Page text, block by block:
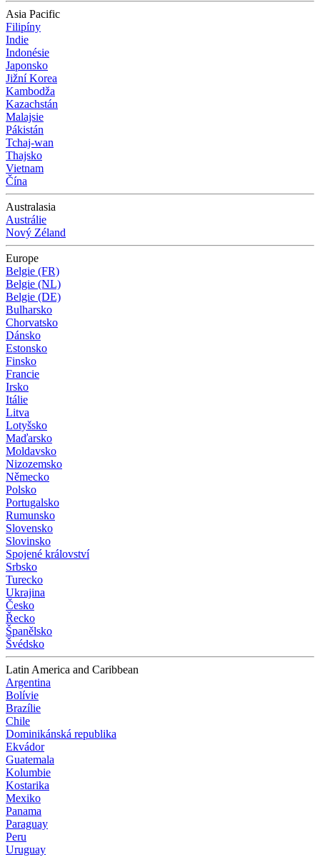
Asia Pacific
Filipíny
Indie
Indonésie
Japonsko
Jižní Korea
Kambodža
Kazachstán
Malajsie
Pákistán
Tchaj-wan
Thajsko
Vietnam
Čína
Australasia
Austrálie
Nový Zéland
Europe
Belgie (FR)
Belgie (NL)
Belgie (DE)
Bulharsko
Chorvatsko
Dánsko
Estonsko
Finsko
Francie
Irsko
Itálie
Litva
Lotyšsko
Maďarsko
Moldavsko
Nizozemsko
Německo
Polsko
Portugalsko
Rumunsko
Slovensko
Slovinsko
Spojené království
Srbsko
Turecko
Ukrajina
Česko
Řecko
Španělsko
Švédsko
Latin America and Caribbean
Argentina
Bolívie
Brazílie
Chile
Dominikánská republika
Ekvádor
Guatemala
Kolumbie
Kostarika
Mexiko
Panama
Paraguay
Peru
Uruguay